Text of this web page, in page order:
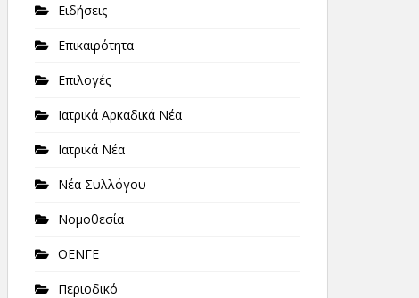
Ειδήσεις
Επικαιρότητα
Επιλογές
Ιατρικά Αρκαδικά Νέα
Ιατρικά Νέα
Νέα Συλλόγου
Νομοθεσία
ΟΕΝΓΕ
Περιοδικό